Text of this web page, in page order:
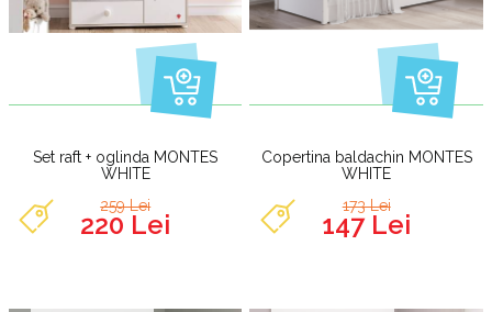
Set raft + oglinda MONTES
WHITE
259 Lei
220 Lei
Copertina baldachin MONTES
WHITE
173 Lei
147 Lei